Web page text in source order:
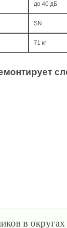
до 40 дБ
SN
71 кг
в